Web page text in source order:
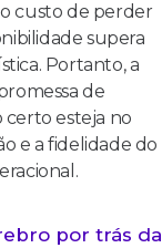
custo de perder
supera
Portanto, a
de
esteja no
e a fidelidade do
por trás da